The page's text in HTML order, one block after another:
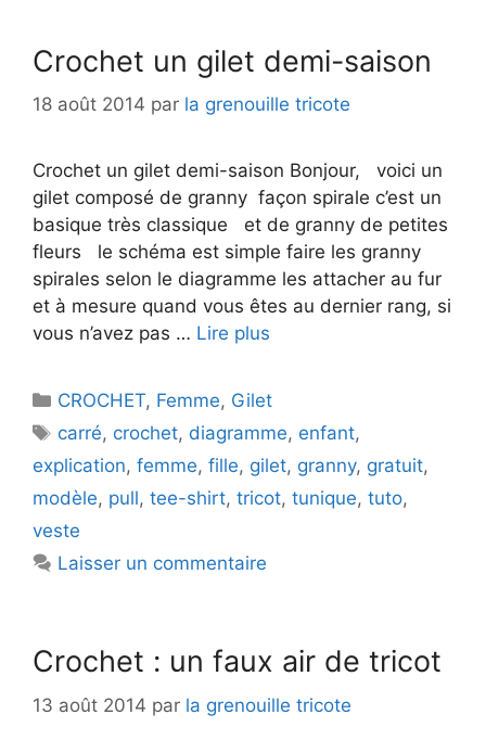
Crochet un gilet demi-saison
18 août 2014 par la grenouille tricote
Crochet un gilet demi-saison Bonjour, voici un
gilet composé de granny façon spirale c’est un
basique très classique et de granny de petites
fleurs le schéma est simple faire les granny
spirales selon le diagramme les attacher au fur
et à mesure quand vous êtes au dernier rang, si
vous n’avez pas … Lire plus
Catégories
CROCHET, Femme, Gilet
Étiquettes
carré, crochet, diagramme, enfant,
explication, femme, fille, gilet, granny, gratuit,
modèle, pull, tee-shirt, tricot, tunique, tuto,
veste
Laisser un commentaire
Crochet : un faux air de tricot
13 août 2014 par la grenouille tricote